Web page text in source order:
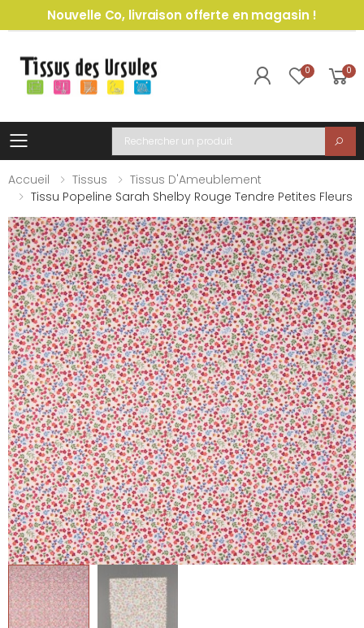
Nouvelle Co, livraison offerte en magasin !
0 0
Toggle mobile menu
Recherche
Accueil
Tissus
Tissus D'Ameublement
Tissu Popeline Sarah Shelby Rouge Tendre Petites Fleurs